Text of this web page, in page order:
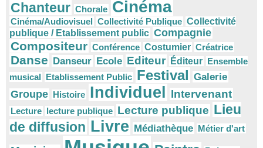
Chanteur Chorale Cinéma
Cinéma/Audiovisuel Collectivité Publique Collectivité
publique / Etablissement public Compagnie
Compositeur Conférence Costumier Créatrice
Danse Danseur Ecole Editeur Éditeur Ensemble
musical Etablissement Public Festival Galerie
Groupe Histoire Individuel Intervenant
Lecture lecture publique Lecture publique Lieu
de diffusion Livre Médiathèque Métier d'art